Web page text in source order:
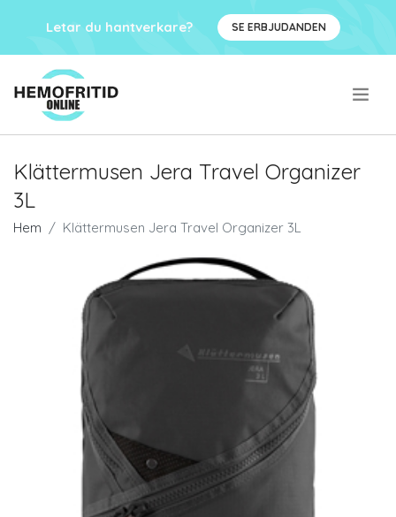
Letar du hantverkare? SE ERBJUDANDEN
Klättermusen Jera Travel Organizer
3L
Hem Klättermusen Jera Travel Organizer 3L